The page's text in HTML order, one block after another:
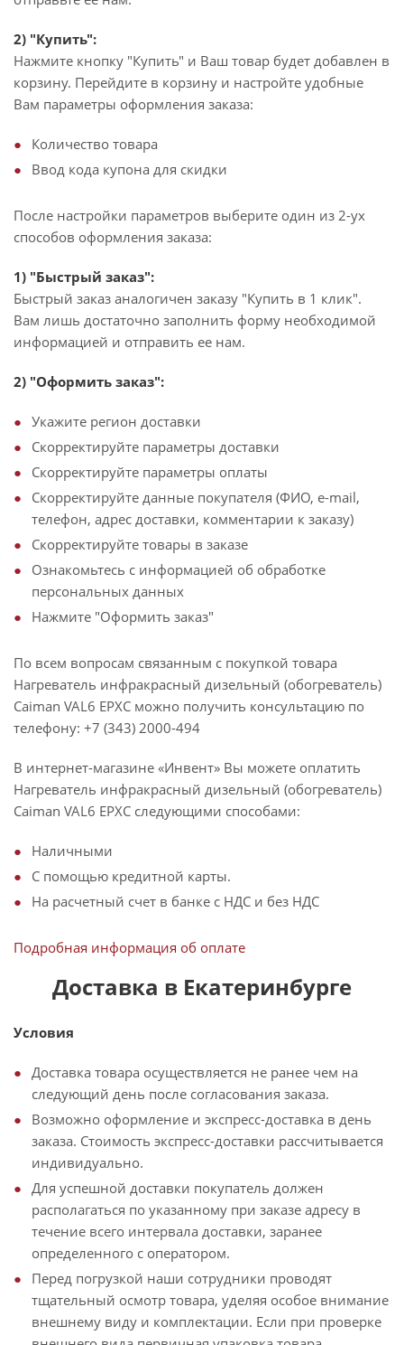
2) "Купить":
Нажмите кнопку "Купить" и Ваш товар будет добавлен в
корзину. Перейдите в корзину и настройте удобные
Вам параметры оформления заказа:
Количество товара
Ввод кода купона для скидки
После настройки параметров выберите один из 2-ух
способов оформления заказа:
1) "Быстрый заказ":
Быстрый заказ аналогичен заказу "Купить в 1 клик".
Вам лишь достаточно заполнить форму необходимой
информацией и отправить ее нам.
2) "Оформить заказ":
Укажите регион доставки
Скорректируйте параметры доставки
Скорректируйте параметры оплаты
Скорректируйте данные покупателя (ФИО, e-mail,
телефон, адрес доставки, комментарии к заказу)
Скорректируйте товары в заказе
Ознакомьтесь с информацией об обработке
персональных данных
Нажмите "Оформить заказ"
По всем вопросам связанным с покупкой товара
Нагреватель инфракрасный дизельный (обогреватель)
Caiman VAL6 EPXC можно получить консультацию по
телефону: +7 (343) 2000-494
В интернет-магазине «Инвент» Вы можете оплатить
Нагреватель инфракрасный дизельный (обогреватель)
Caiman VAL6 EPXC следующими способами:
Наличными
С помощью кредитной карты.
На расчетный счет в банке с НДС и без НДС
Подробная информация об оплате
Доставка в Екатеринбурге
Условия
Доставка товара осуществляется не ранее чем на
следующий день после согласования заказа.
Возможно оформление и экспресс-доставка в день
заказа. Стоимость экспресс-доставки рассчитывается
индивидуально.
Для успешной доставки покупатель должен
располагаться по указанному при заказе адресу в
течение всего интервала доставки, заранее
определенного с оператором.
Перед погрузкой наши сотрудники проводят
тщательный осмотр товара, уделяя особое внимание
внешнему виду и комплектации. Если при проверке